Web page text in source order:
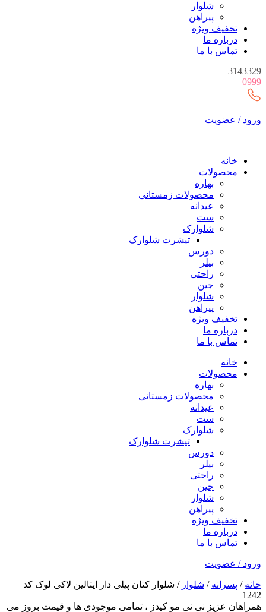
شلوار
پیراهن
تخفیف ویژه
درباره ما
تماس با ما
3143329
0999
ورود / عضویت
خانه
محصولات
بهاره
محصولات زمستانی
عیدانه
ست
شلوارک
تیشرت شلوارک
دورس
بیلر
راحتی
جین
شلوار
پیراهن
تخفیف ویژه
درباره ما
تماس با ما
خانه
محصولات
بهاره
محصولات زمستانی
عیدانه
ست
شلوارک
تیشرت شلوارک
دورس
بیلر
راحتی
جین
شلوار
پیراهن
تخفیف ویژه
درباره ما
تماس با ما
ورود / عضویت
خانه / پسرانه / شلوار / شلوار کتان پیلی دار ایتالین لاکی لوک کد
1242
همراهان عزیز نی نی مو کیدز ، تمامی موجودی ها و قیمت بروز می